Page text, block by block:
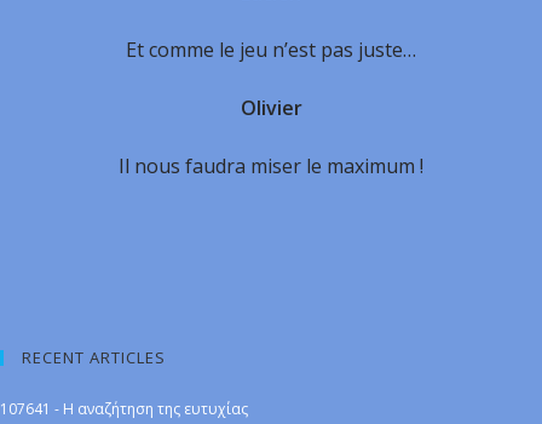
Et comme le jeu n’est pas juste…
Olivier
Il nous faudra miser le maximum !
RECENT ARTICLES
107641 - Η αναζήτηση της ευτυχίας